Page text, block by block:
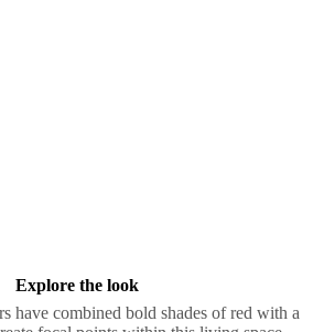
Explore the look
have combined bold shades of red with a